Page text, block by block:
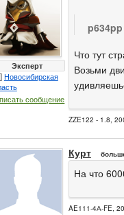
Эксперт
Новосибирская
сообщение
Что тут
Возьми
ZZE122 - 1.8,
Курт
На что
AE111-4А-FE,